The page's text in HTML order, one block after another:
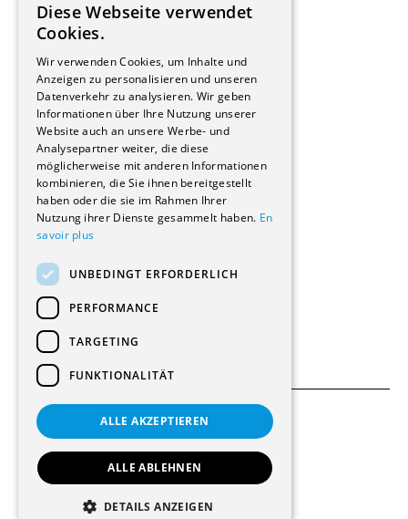
Hersteller/Lieferanten
Bauherrschaften
Immobilienverwaltungsgesellschaften
Stockwerkeigentum
Reportagen
Wohnungen
Renovierungen
Innere Umbauten
Gastgewerbe und Tourismus
Verwaltungsgebäude und Geschäfte
Schuleinrichtungen
Medizinische Einrichtungen
Kultur - Sport - Freizeit
Industrie - Handwerk
Transport und Parkplätze
Diverse Bauten
© 2026 Alle Rechte vorbehalten
Allgemeine Bedingungen
FRENCH
Diese Webseite verwendet
Cookies.
Wir verwenden Cookies, um Inhalte und
Anzeigen zu personalisieren und unseren
Datenverkehr zu analysieren. Wir geben
Informationen über Ihre Nutzung unserer
Website auch an unsere Werbe- und
Analysepartner weiter, die diese
möglicherweise mit anderen Informationen
kombinieren, die Sie ihnen bereitgestellt
haben oder die sie im Rahmen Ihrer
Nutzung ihrer Dienste gesammelt haben. En
savoir plus
UNBEDINGT ERFORDERLICH
PERFORMANCE
TARGETING
FUNKTIONALITÄT
ALLE AKZEPTIEREN
ALLE ABLEHNEN
DETAILS ANZEIGEN